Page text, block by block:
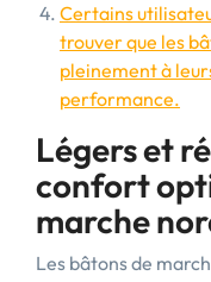
Certains
trouver que les
pleinement à
performance.
Légers et
confort
marche
Les bâtons de